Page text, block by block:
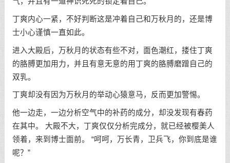
丁爽内心一紧，不好判断这是冲着自己和万秋月的，还是博
士小心谨慎一直如此。
进入大殿后，万秋月的状态有些不对，面色潮红，搂住丁爽
的胳膊更加用力，并且有意无意的用丁爽的胳膊磨蹭自己的
双乳。
丁爽却没有因为万秋月的举动心猿意马，反而更加警惕。
他一边走，一边分析空气中的补药的成分，却没发现有春药
在其中。 大殿不大，丁爽仅仅分析完成分，就已经被樱美人
领着，来到博士面前。 “呵呵，万长青，卫兵飞，你到底是谁
呢？”